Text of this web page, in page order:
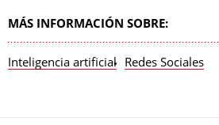
MÁS INFORMACIÓN SOBRE:
Inteligencia artificial Redes Sociales